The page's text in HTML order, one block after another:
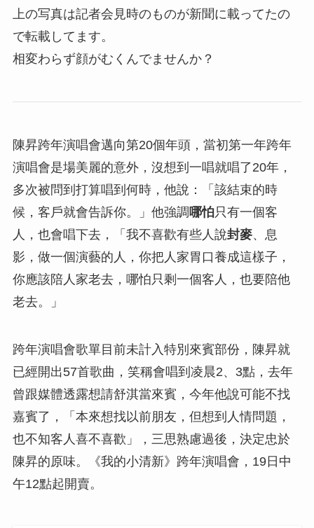
上の写真は記者会見時のものが新聞に載ってたの
で転載してます。
相変わらず顔がむくんでませんか？
陳昇跨年演唱會邁向第20個年頭，當初第一年跨年
演唱會是場美麗的意外，沒想到一唱就唱了20年，
多次被問到打算唱到何時，他說：「該結束的時
候，客戶就會告訴你。」他強調 哪怕只有一個客
人，也會唱下去，「我不喜歡有些人說封麥、息
影，做一個演藝的人，你把人家胃口養成這樣子，
你應該陪人家老去，哪怕只剩一個客人，也要陪他
老去。」
跨年演唱會歌單目前未計入特別來賓部份，陳昇就
已經開出57首歌曲，笑稱會唱到凌晨2、3點，去年
曾跟媒體透露想請舒淇當來賓，今年他說可能不找
嘉賓了，「本來想找以前朋友，但想到人情問題，
也不知客人喜不喜歡」，三思熟慮過後，決定忠於
陳昇的原味。《我的小清新》跨年演唱會，19日中
午12點起開賣。